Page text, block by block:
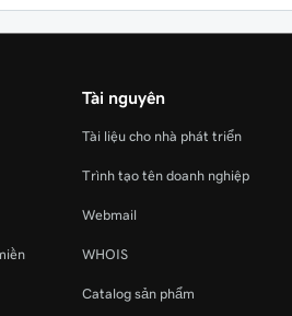
Tài nguyên
Tài liệu cho nhà phát triển
Trình tạo tên doanh nghiệp
Webmail
WHOIS
Catalog sản phẩm